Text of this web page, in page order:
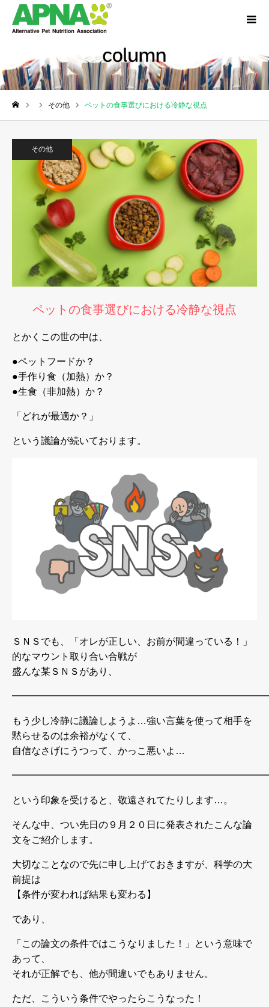
その他 ペットの食事選びにおける冷静な視点
その他
ペットの食事選びにおける冷静な視点
とかくこの世の中は、
●ペットフードか？
●手作り食（加熱）か？
●生食（非加熱）か？
「どれが最適か？」
という議論が続いております。
ＳＮＳでも、「オレが正しい、お前が間違っている！」
的なマウント取り合い合戦が
盛んな某ＳＮＳがあり、
もう少し冷静に議論しようよ…強い言葉を使って相手を
黙らせるのは余裕がなくて、
自信なさげにうつって、かっこ悪いよ…
という印象を受けると、敬遠されてたりします…。
そんな中、つい先日の９月２０日に発表されたこんな論
文をご紹介します。
大切なことなので先に申し上げておきますが、科学の大
前提は
【条件が変われば結果も変わる】
であり、
「この論文の条件ではこうなりました！」という意味で
あって、
それが正解でも、他が間違いでもありません。
ただ、こういう条件でやったらこうなった！